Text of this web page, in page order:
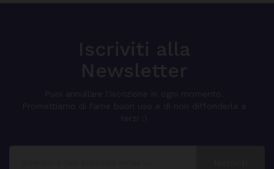
Iscriviti alla
Newsletter
Puoi annullare l'iscrizione in ogni momento.
Promettiamo di farne buon uso e di non diffonderla a
terzi :)